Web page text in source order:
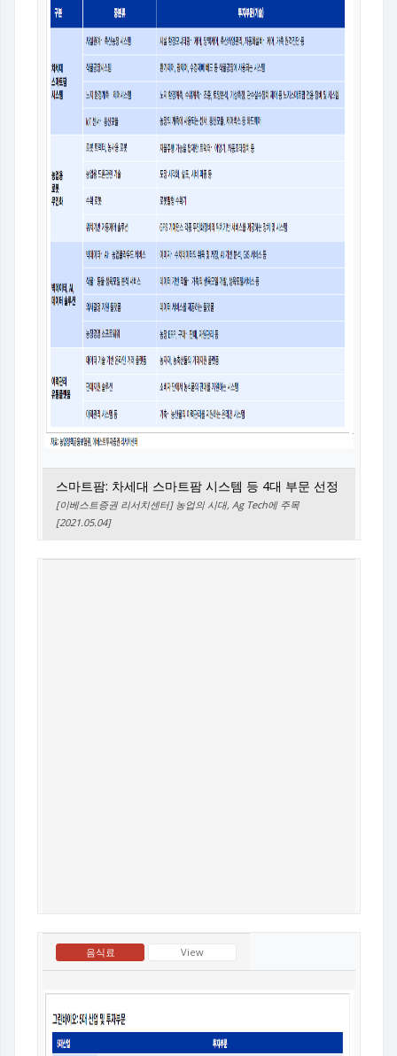
스마트팜: 차세대 스마트팜 시스템 등 4대 부문 선정
[이베스트증권 리서치센터] 농업의 시대, Ag Tech에 주목
[2021.05.04]
음식료 View